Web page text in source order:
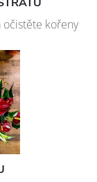
očistěte kořeny